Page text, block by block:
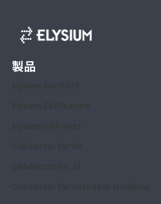
製品